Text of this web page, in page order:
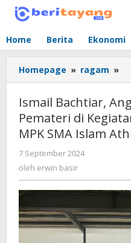
Lewati
Home Berita Ekonomi
Homepage » ragam »
RI,
Ismail Bachtiar,
Pemateri di
MPK SMA Islam
7 September 2024
oleh erwin basir